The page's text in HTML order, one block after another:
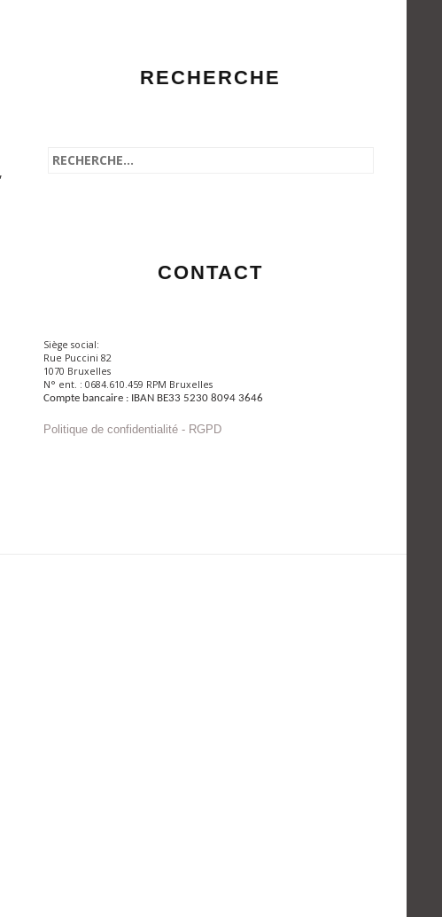
RECHERCHE
CONTACT
Siège social:
Rue Puccini 82
1070 Bruxelles
N° ent. : 0684.610.459 RPM Bruxelles
Compte bancaire : IBAN BE33 5230 8094 3646
Politique de confidentialité - RGPD